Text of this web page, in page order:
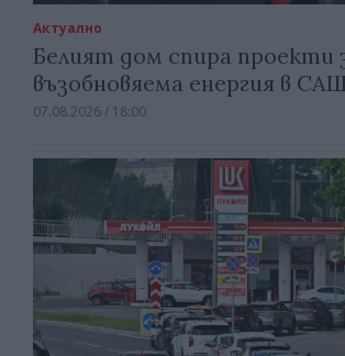
Актуално
Белият дом спира проекти
възобновяема енергия в
07.08.2026 / 18:00